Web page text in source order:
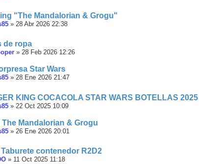
"The Mandalorian & Grogu"
» 28 Abr 2026 22:38
de ropa
» 28 Feb 2026 12:26
Star Wars
» 28 Ene 2026 21:47
KING COCACOLA STAR WARS BOTELLAS 2025
» 22 Oct 2025 10:09
The Mandalorian & Grogu
» 26 Ene 2026 20:01
contenedor R2D2
» 11 Oct 2025 11:18